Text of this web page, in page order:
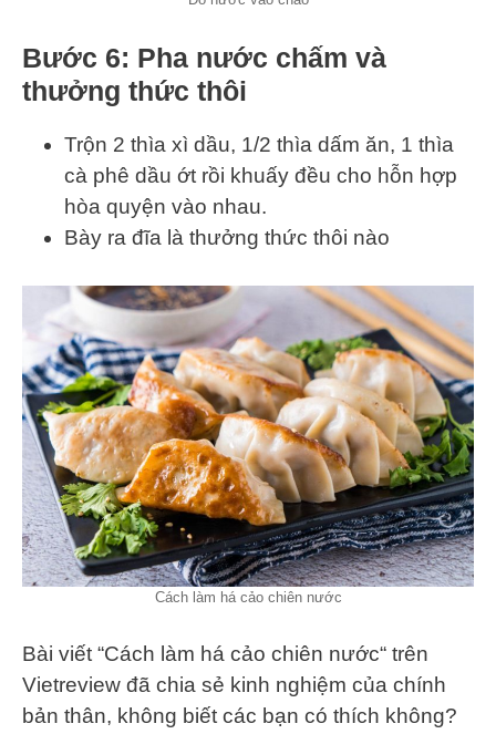
Bước 6: Pha nước chấm và
thưởng thức thôi
Trộn 2 thìa xì dầu, 1/2 thìa dấm ăn, 1 thìa
cà phê dầu ớt rồi khuấy đều cho hỗn hợp
hòa quyện vào nhau.
Bày ra đĩa là thưởng thức thôi nào
Cách làm há cảo chiên nước
Bài viết “Cách làm há cảo chiên nước“ trên
Vietreview đã chia sẻ kinh nghiệm của chính
bản thân, không biết các bạn có thích không?